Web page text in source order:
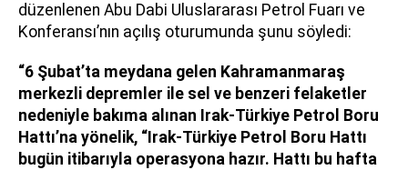
düzenlenen Abu Dabi Uluslararası Petrol Fuarı ve
Konferansı’nın açılış oturumunda şunu söyledi:
“6 Şubat’ta meydana gelen Kahramanmaraş
merkezli depremler ile sel ve benzeri felaketler
nedeniyle bakıma alınan Irak-Türkiye Petrol Boru
Hattı’na yönelik, “Irak-Türkiye Petrol Boru Hattı
bugün itibarıyla operasyona hazır. Hattı bu hafta